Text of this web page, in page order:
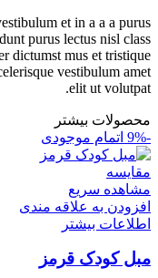
et in a a a purus
purus lectus nisl class
dictumst mus et tristique
vestibulum amet
elit ut volutpat.
محصولات بیشتر
-9%
اتمام موجودی
مقایسه
مشاهده سریع
افزودن به علاقه مندی
اطلاعات بیشتر
مبل کودک قرمز